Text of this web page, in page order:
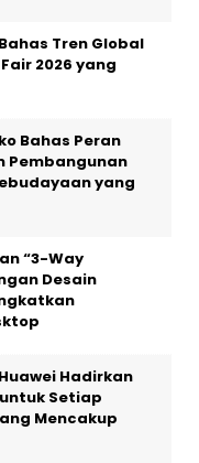
Tren Global
2026 yang
Bahas Peran
Pembangunan
yang
“3-Way
Desain
Hadirkan
Setiap
Mencakup